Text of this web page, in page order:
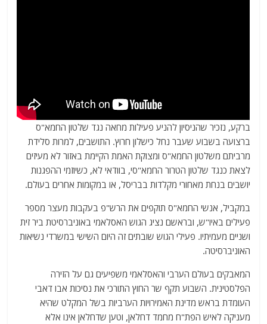
ברקע, נזכיר שהניסיון להניע פעילות מחאה נגד שלטון החמא"ס
ברצועה בשבוע שעבר נחל כישלון חרוץ. התושבים, למרות סלידת
מרביתם משלטון החמא"ס ומצוקת האמת הקיימת באזור לא מעיזים
לצאת כנגד שלטון הטרור החמא"סי, בוודאי לא, כשיוזמי ההפגנות
יושבים בנחת מאחורי מקלדות בבריסל, או במקומות אחרים בעולם.
במקביל, אנשי החמא"ס תוקפים את הרש"פ בעקבות מעצר מספר
פעילים באיו"ש, ובראשם נציג הגוש האסלאמי באוניברסיטת ביר זית
ושניים מעמיתיו. פעילי הגוש שובתים זה היום השישי במשרדי נשיאות
האוניברסיטה.
המאבקים בעולם הערבי והאסלאמי משפיעים גם על הזירה
הפלסטינית. השבוע תקף שר החוץ התורכי את נסיכות אבו דאבי
העומדת בראש מדינת האמירויות הערביות בשל המקלט שהיא
מעניקה לאיש הפת"ח מחמד דחלאן, וטען שדחלאן אינו אלא